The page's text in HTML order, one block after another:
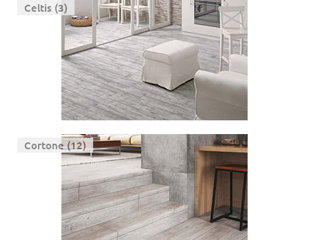
Celtis (3)
Cortone (12)